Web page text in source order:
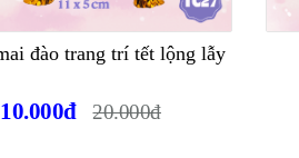
đào trang trí tết lộng lẫy
10.000đ 20.000đ